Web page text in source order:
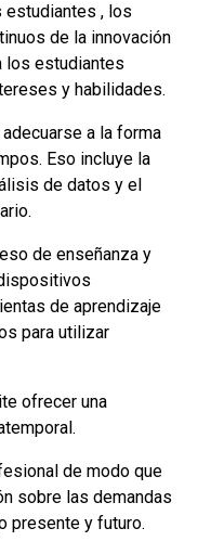
, los
de la innovación
los estudiantes
y habilidades.
a la forma
Eso incluye la
de datos y el
de enseñanza y
de aprendizaje
para utilizar
ofrecer una
de modo que
sobre las demandas
presente y futuro.